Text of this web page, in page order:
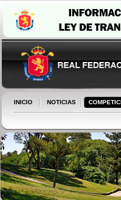
INICIO NOTICIAS